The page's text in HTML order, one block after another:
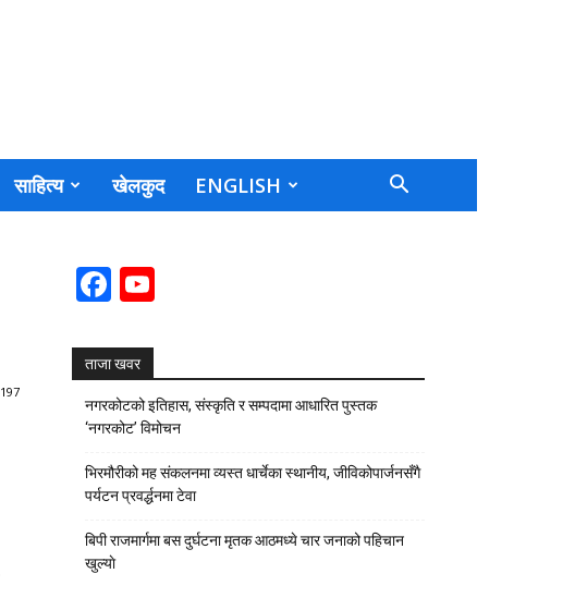
साहित्य खेलकुद ENGLISH
197
Facebook
ताजा खवर
नगरकोटको इतिहास, संस्कृति र सम्पदामा आधारित पुस्तक
‘नगरकोट’ विमोचन
भिरमौरीको मह संकलनमा व्यस्त धार्चेका स्थानीय, जीविकोपार्जनसँगै
पर्यटन प्रवर्द्धनमा टेवा
बिपी राजमार्गमा बस दुर्घटना मृतक आठमध्ये चार जनाको पहिचान
खुल्याे